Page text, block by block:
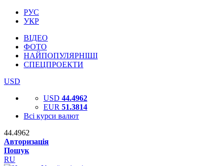
РУС
УКР
ВІДЕО
ФОТО
НАЙПОПУЛЯРНІШІ
СПЕЦПРОЕКТИ
USD
USD 44.4962
EUR 51.3814
Всі курси валют
44.4962
Авторизація
Пошук
RU